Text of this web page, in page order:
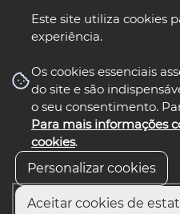
Este site utiliza cookies
experiência.
Os cookies essenciais
do site e são
o seu consentimento.
Para mais informações
cookies.
Personalizar cookies
Aceitar cookies de
nos